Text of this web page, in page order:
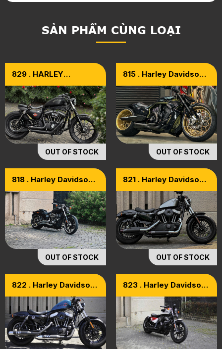
SẢN PHẨM CÙNG LOẠI
829 . HARLEY
MODEL 2014
OUT OF STOCK
815 . Harley Davidson
OUT OF STOCK
818 . Harley Davidson
2018
OUT OF STOCK
821 . Harley Davidson
Model 2018
OUT OF STOCK
822 . Harley Davidson
Model 2016
823 . Harley Davidson